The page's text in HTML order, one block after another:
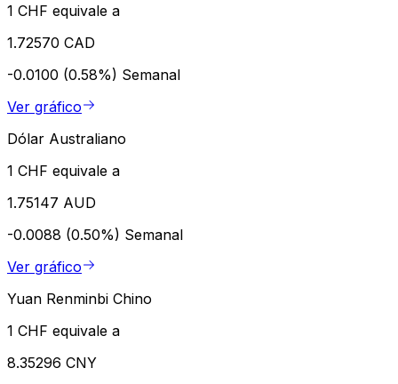
1 CHF equivale a
1.72570 CAD
-0.0100 (0.58%) Semanal
Ver gráfico
Dólar Australiano
1 CHF equivale a
1.75147 AUD
-0.0088 (0.50%) Semanal
Ver gráfico
Yuan Renminbi Chino
1 CHF equivale a
8.35296 CNY